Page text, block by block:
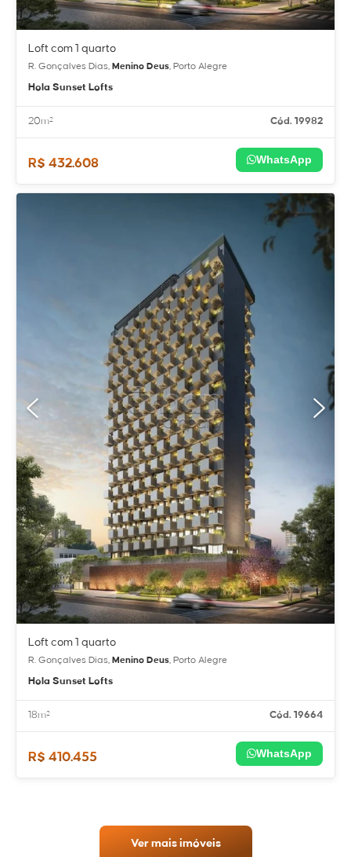
Loft com 1 quarto
R. Gonçalves Dias, Menino Deus, Porto Alegre
Hola Sunset Lofts
20m² Cód. 19982
R$ 432.608 WhatsApp
Loft com 1 quarto
R. Gonçalves Dias, Menino Deus , Porto Alegre
Hola Sunset Lofts
18m² Cód. 19664
R$ 410.455 WhatsApp
Ver mais imóveis